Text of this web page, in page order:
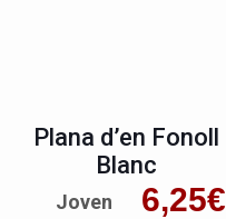
Plana d’en Fonoll
Blanc
6,25€
Joven